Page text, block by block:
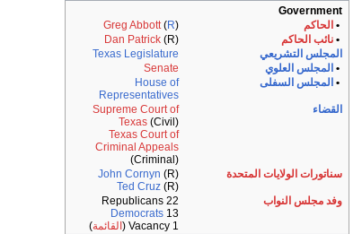
Government
• الحاكم Greg Abbott(R)
•نائب الحاكم Dan Patrick(R)
المجلس التشريعي
Texas Legislature
• المجلس العلوي
Senate
• المجلس السفلى
House of
Representatives
القضاء
Supreme Court of
Texas(Civil)
Texas Court of
Criminal Appeals
(Criminal)
سناتورات الولايات المتحدة
John Cornyn (R)
Ted Cruz(R)
وفد مجلس النواب
22 Republicans
13
Democrats
1 Vacancy (
القائمة)